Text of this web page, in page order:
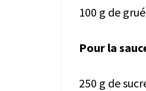
100 g de
Pour la
250 g de